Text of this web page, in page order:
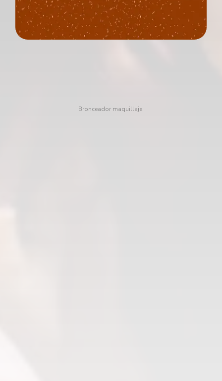
Bronceador maquillaje.